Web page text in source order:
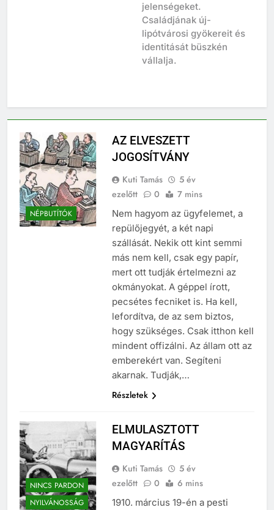
jelenségeket.
Családjának új-
lipótvárosi gyökereit és
identitását büszkén
vállalja.
NÉPBUTÍTÓK
AZ ELVESZETT
JOGOSÍTVÁNY
Kuti Tamás
5 év
ezelőtt
0 7 mins
Nem hagyom az ügyfelemet, a
repülőjegyét, a két napi
szállását. Nekik ott kint semmi
más nem kell, csak egy papír,
mert ott tudják értelmezni az
okmányokat. A géppel írott,
pecsétes fecniket is. Ha kell,
lefordítva, de az sem biztos,
hogy szükséges. Csak itthon kell
mindent offizálni. Az állam ott az
emberekért van. Segíteni
akarnak. Tudják,…
Részletek
NINCS PARDON
NYILVÁNOSSÁG
ELMULASZTOTT
MAGYARÍTÁS
Kuti Tamás
5 év
ezelőtt
0 6 mins
1910. március 19-én a pesti